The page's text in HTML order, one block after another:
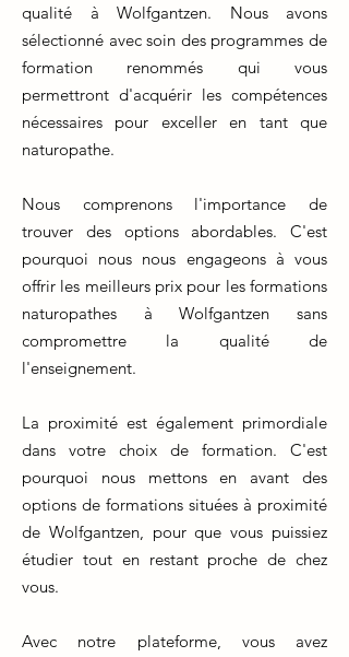
qualité à Wolfgantzen. Nous avons
sélectionné avec soin des programmes de
formation renommés qui vous
permettront d'acquérir les compétences
nécessaires pour exceller en tant que
naturopathe.
Nous comprenons l'importance de
trouver des options abordables. C'est
pourquoi nous nous engageons à vous
offrir les meilleurs prix pour les formations
naturopathes à Wolfgantzen sans
compromettre la qualité de
l'enseignement.
La proximité est également primordiale
dans votre choix de formation. C'est
pourquoi nous mettons en avant des
options de formations situées à proximité
de Wolfgantzen, pour que vous puissiez
étudier tout en restant proche de chez
vous.
Avec notre plateforme, vous avez